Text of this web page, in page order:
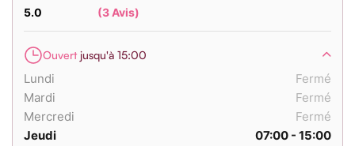
5.0 (3 Avis)
Ouvertjusqu'à 15:00
Lundi
Fermé
Mardi
Fermé
Mercredi
Fermé
Jeudi
07:00 - 15:00